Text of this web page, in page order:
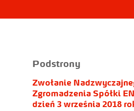
Podstrony
Zwołanie
Zgromadzenia Spółki
dzień 3 września 2018